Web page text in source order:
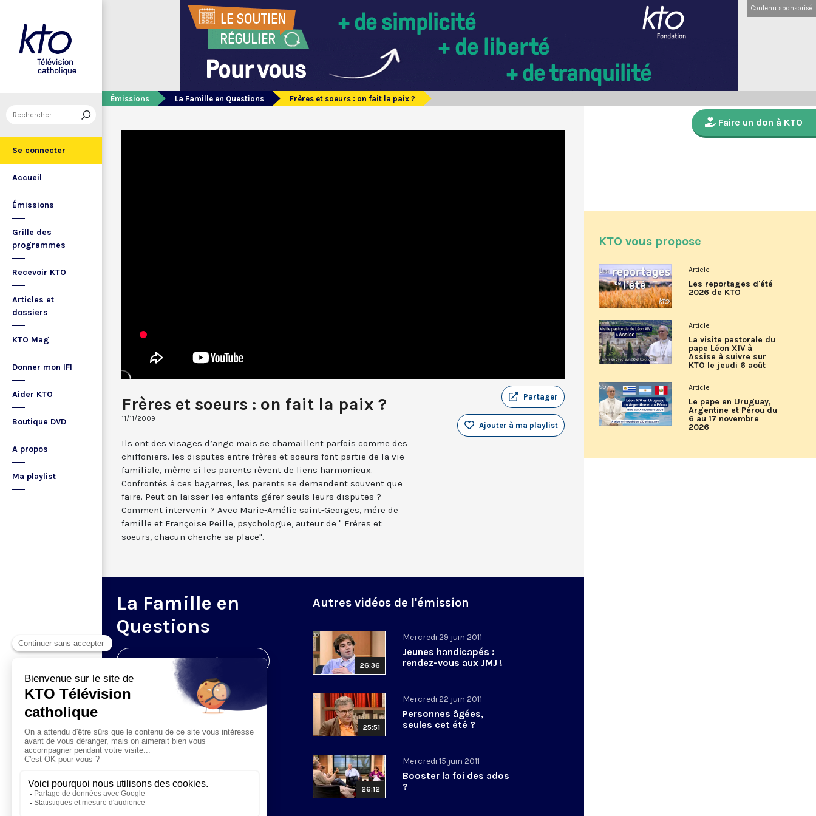
Se connecter
Accueil
Émissions
Grille des
programmes
Recevoir KTO
Articles et
dossiers
KTO Mag
Donner mon IFI
Aider KTO
Boutique DVD
A propos
Ma playlist
Contenu sponsorisé
Émissions La Famille en Questions Frères et soeurs : on fait la paix ?
Frères et soeurs : on fait la paix ?
11/11/2009
Partager
Ajouter à ma playlist
Ils ont des visages d’ange mais se chamaillent parfois comme des
chiffoniers. les disputes entre frères et soeurs font partie de la vie
familiale, même si les parents rêvent de liens harmonieux.
Confrontés à ces bagarres, les parents se demandent souvent que
faire. Peut on laisser les enfants gérer seuls leurs disputes ?
Comment intervenir ? Avec Marie-Amélie saint-Georges, mére de
famille et Françoise Peille, psychologue, auteur de " Frères et
soeurs, chacun cherche sa place".
La Famille en
Questions
Visiter la page de l'émission
Autres vidéos de l'émission
26:36
Mercredi 29 juin 2011
Jeunes handicapés :
rendez-vous aux JMJ !
25:51
Mercredi 22 juin 2011
Personnes âgées,
seules cet été ?
26:12
Mercredi 15 juin 2011
Booster la foi des ados
?
Faire un don à KTO
KTO vous propose
Article
Les reportages d'été
2026 de KTO
Article
La visite pastorale du
pape Léon XIV à
Assise à suivre sur
KTO le jeudi 6 août
Article
Le pape en Uruguay,
Argentine et Pérou du
6 au 17 novembre
2026